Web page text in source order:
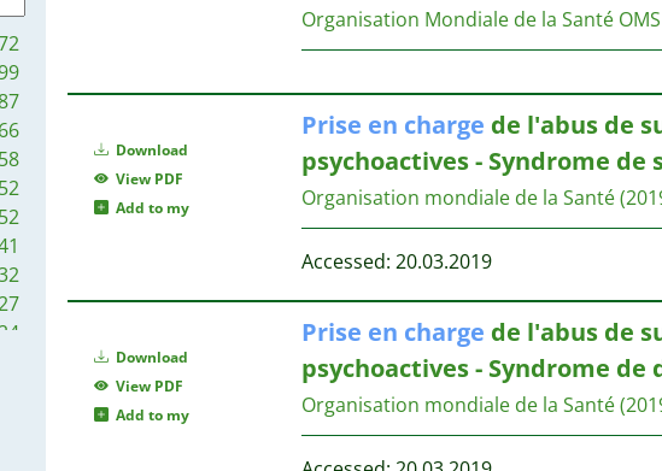
1
1
1
1
1
1
1
1
1
1
1
9
9
9
9
8
8
8
66
58
52
52
24
Organisation Mondiale de la Santé OMS
Download
View PDF
Add to my
Prise en charge de l'abus de
psychoactives - Syndrome de
Organisation mondiale de la Santé
Accessed: 20.03.2019
Download
View PDF
Add to my
Prise en charge de l'abus de
psychoactives - Syndrome de
Organisation mondiale de la Santé